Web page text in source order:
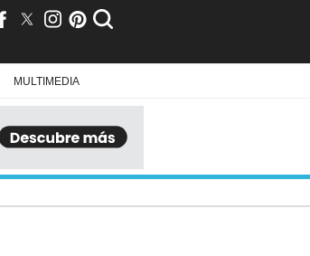
MULTIMEDIA